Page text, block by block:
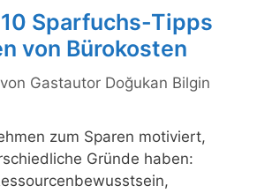
Sparfuchs-Tipps
von Bürokosten
von Gastautor Doğukan Bilgin
zum Sparen motiviert,
Gründe haben: